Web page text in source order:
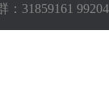
：31859161